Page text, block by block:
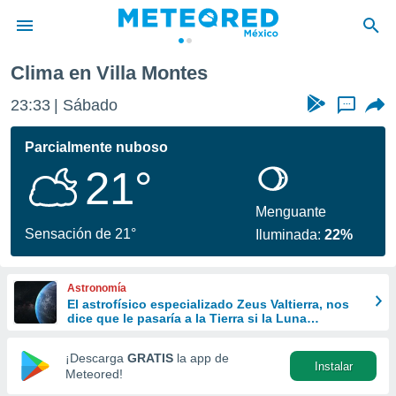
de
ha sido
que se
calidad.
a este
las
y
forma
digital
basada
Clima en Villa Montes
23:33 Sábado ...
Parcialmente nuboso
21°
Sensación de 21°
Menguante
Iluminada:22%
Astronomía
El astrofísico especializado Zeus Valtierra, nos
dice que le pasaría a la Tierra si la Luna
¡Descarga GRATIS la app de
Meteored!
Instalar